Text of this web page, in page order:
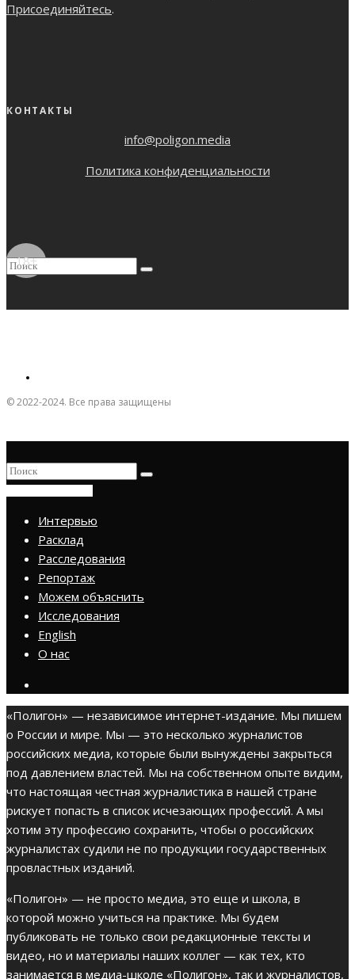
Присоединяйтесь.
КОНТАКТЫ
info@poligon.media
Политика конфиденциальности
18+
© 2022-2024. Все права защищены
Интервью
Расклад
Расследования
Репортаж
Можем объяснить
Исследования
English
О нас
«Полигон» — независимое интернет-издание. Мы пишем
о России и мире. Мы — это несколько журналистов
российских медиа, которые были вынуждены закрыться
под давлением властей. Мы на собственном опыте видим,
что настоящая честная журналистика в нашей стране
рискует попасть в список исчезающих профессий. А мы
хотим эту профессию сохранить, чтобы о российских
журналистах судили не по продукции государственных
провластных изданий.
«Полигон» — не просто медиа, это еще и школа, в
которой можно учиться на практике. Мы будем
публиковать не только свои редакционные тексты и
видео, но и материалы наших коллег — как тех, кто
занимается в медиа-школе «Полигон», так и журналистов,